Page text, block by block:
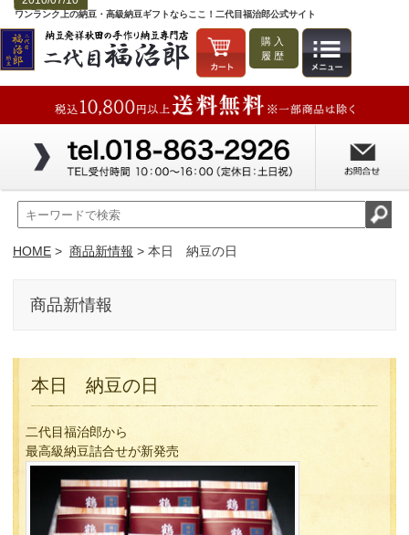
ワンランク上の納豆・高級納豆ギフトならここ！二代目福治郎公式サイト
購入
履歴
HOME > 商品新情報 > 本日 納豆の日
商品新情報
本日 納豆の日
二代目福治郎から
最高級納豆詰合せが新発売